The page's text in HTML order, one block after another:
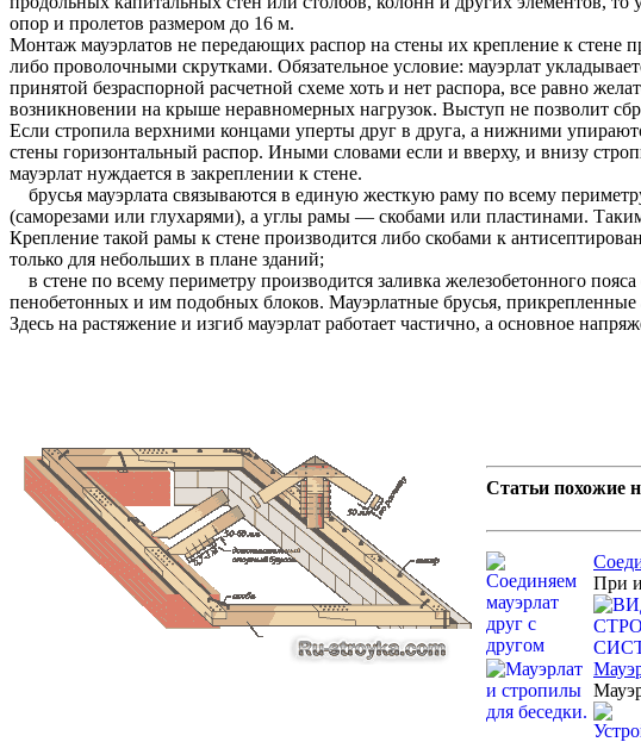
опор и пролетов размером до 16 м.
Монтаж мауэрлатов не передающих распор на стены их крепление к стене
либо проволочными скрутками. Обязательное условие: мауэрлат
принятой безраспорной расчетной схеме хоть и нет распора, все равно
возникновении на крыше неравномерных нагрузок. Выступ не позволит
Если стропила верхними концами уперты друг в друга, а нижними
стены горизонтальный распор. Иными словами если и вверху, и внизу
мауэрлат нуждается в закреплении к стене.
брусья мауэрлата связываются в единую жесткую раму по всему
(саморезами или глухарями), а углы рамы — скобами или пластинами.
Крепление такой рамы к стене производится либо скобами к
только для небольших в плане зданий;
в стене по всему периметру производится заливка железобетонного
пенобетонных и им подобных блоков. Мауэрлатные брусья,
Здесь на растяжение и изгиб мауэрлат работает частично, а основное
Статьи похожие
При